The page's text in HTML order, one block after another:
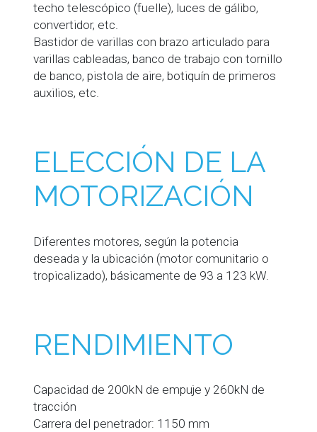
techo telescópico (fuelle), luces de gálibo,
convertidor, etc.
Bastidor de varillas con brazo articulado para
varillas cableadas, banco de trabajo con tornillo
de banco, pistola de aire, botiquín de primeros
auxilios, etc.
ELECCIÓN DE LA
MOTORIZACIÓN
Diferentes motores, según la potencia
deseada y la ubicación (motor comunitario o
tropicalizado), básicamente de 93 a 123 kW.
RENDIMIENTO
Capacidad de 200kN de empuje y 260kN de
tracción
Carrera del penetrador: 1150 mm